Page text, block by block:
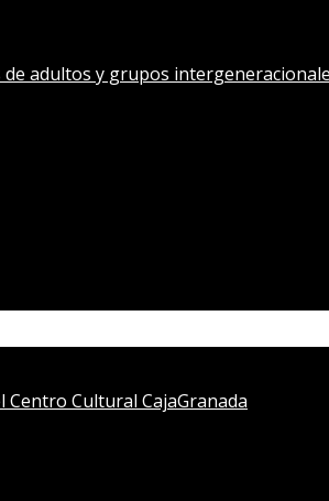
adultos y grupos
Centro Cultural CajaGranada